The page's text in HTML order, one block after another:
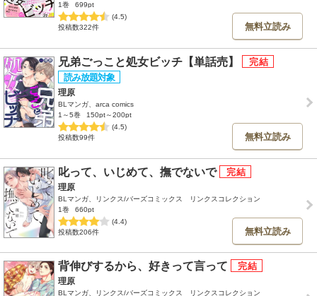
1巻
699pt
(4.5)
投稿数322件
無料立読み
兄弟ごっこと処女ビッチ【単話売】
理原
BLマンガ、arca comics
1～5巻
150pt～200pt
(4.5)
投稿数99件
無料立読み
叱って、いじめて、撫でないで
理原
BLマンガ、リンクス/バーズコミックス リンクスコレクション
1巻
660pt
(4.4)
投稿数206件
無料立読み
背伸びするから、好きって言って
理原
BLマンガ、リンクス/バーズコミックス リンクスコレクション